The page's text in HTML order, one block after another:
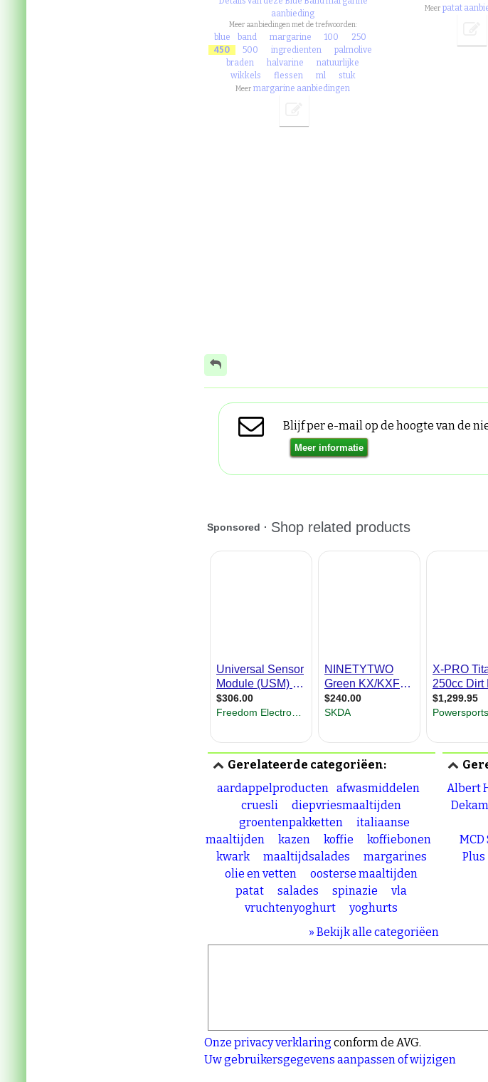
aanbieding
Meer aanbiedingen met de trefwoorden:
blue band margarine 100
250
450
500 ingredienten
palmolive
braden
halvarine
natuurlijke
wikkels
flessen ml stuk
Meermargarine aanbiedingen
Meer patat
Blijf per e-mail op de hoogte van de
Gerelateerde categoriëen:
aardappelproducten
afwasmiddelen
cruesli
diepvriesmaaltijden
groentenpakketten
italiaanse
maaltijden
kazen koffie
koffiebonen
kwark
maaltijdsalades
margarines
olie en vetten
oosterse maaltijden
patat
salades spinazie
vla
vruchtenyoghurt
yoghurts
» Bekijk alle categoriëen
Albert
Plus
Onze privacy verklaring conform de AVG.
Uw gebruikersgegevens aanpassen of wijzigen